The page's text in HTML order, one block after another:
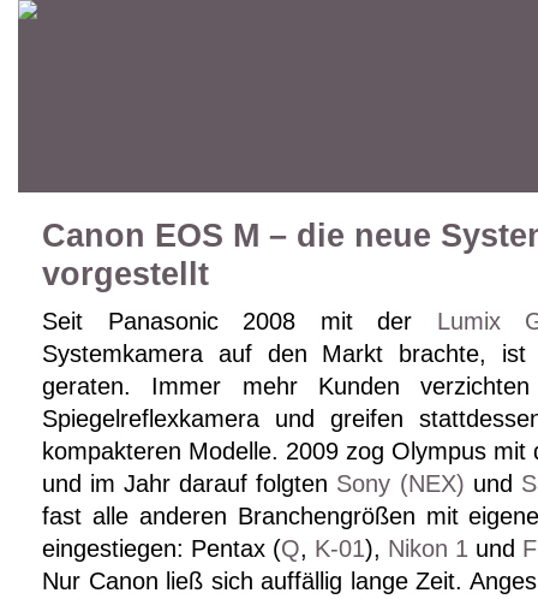
Canon EOS M – die neue
vorgestellt
Seit Panasonic 2008 mit der Lumix
Systemkamera auf den Markt brachte,
geraten. Immer mehr Kunden
Spiegelreflexkamera und greifen
kompakteren Modelle. 2009 zog Olympus
und im Jahr darauf folgten Sony (NEX) und
fast alle anderen Branchengrößen mit
eingestiegen: Pentax (Q, K-01), Nikon 1 und
Nur Canon ließ sich auffällig lange Zeit.